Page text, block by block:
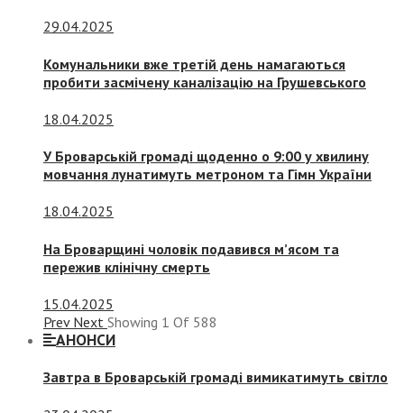
29.04.2025
Комунальники вже третій день намагаються
пробити засмічену каналізацію на Грушевського
18.04.2025
У Броварській громаді щоденно о 9:00 у хвилину
мовчання лунатимуть метроном та Гімн України
18.04.2025
На Броварщині чоловік подавився м’ясом та
пережив клінічну смерть
15.04.2025
Prev Next Showing 1 Of 588
АНОНСИ
Завтра в Броварській громаді вимикатимуть світло